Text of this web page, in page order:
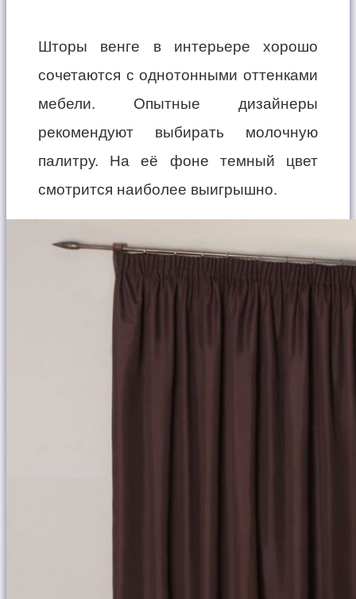
Шторы венге в интерьере хорошо
сочетаются с однотонными оттенками
мебели. Опытные дизайнеры
рекомендуют выбирать молочную
палитру. На её фоне темный цвет
смотрится наиболее выигрышно.